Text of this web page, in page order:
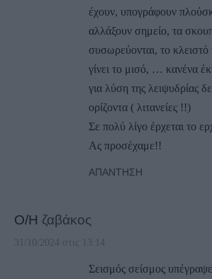
έχουν, υπογράφουν
αλλάξουν σημείο, τα
συσωρεύονται, το
γίνει το μισό, … κανένα
για λύση της λειψυδρίας
ορίζοντα ( λιτανείες !!)
Σε πολύ λίγο έρχεται το
Ας προσέχαμε!!
ΑΠΆΝΤΗΣΗ
Ο/Η ζαβάκος
31/10/2024 στις 13:14
Σεισμός σείσμος